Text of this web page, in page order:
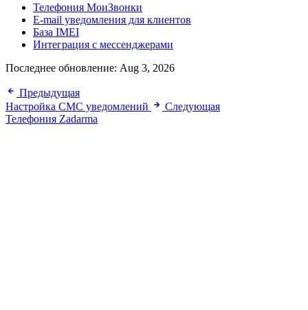
Телефония МоиЗвонки
E-mail уведомления для клиентов
База IMEI
Интеграция с мессенджерами
Последнее обновление: Aug 3, 2026
Предыдущая
Настройка СМС уведомлений
Следующая
Телефония Zadarma